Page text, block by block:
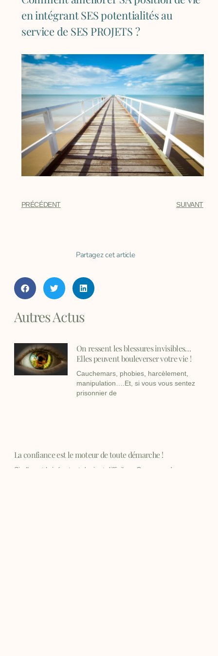
en intégrant SES potentialités au
service de SES PROJETS ?
PRÉCÉDENT SUIVANT
Partagez cet article
Autres Actus
On ressent les blessures invisibles…
Elles peuvent bouleverser votre vie !
Cauchemars, phobies, harcèlement,
manipulation….Et, si vous vous sentez
prisonnier de
La confiance est le moteur de toute démarche !
Si elle est brisée, tout devient difficile… Osez prendre